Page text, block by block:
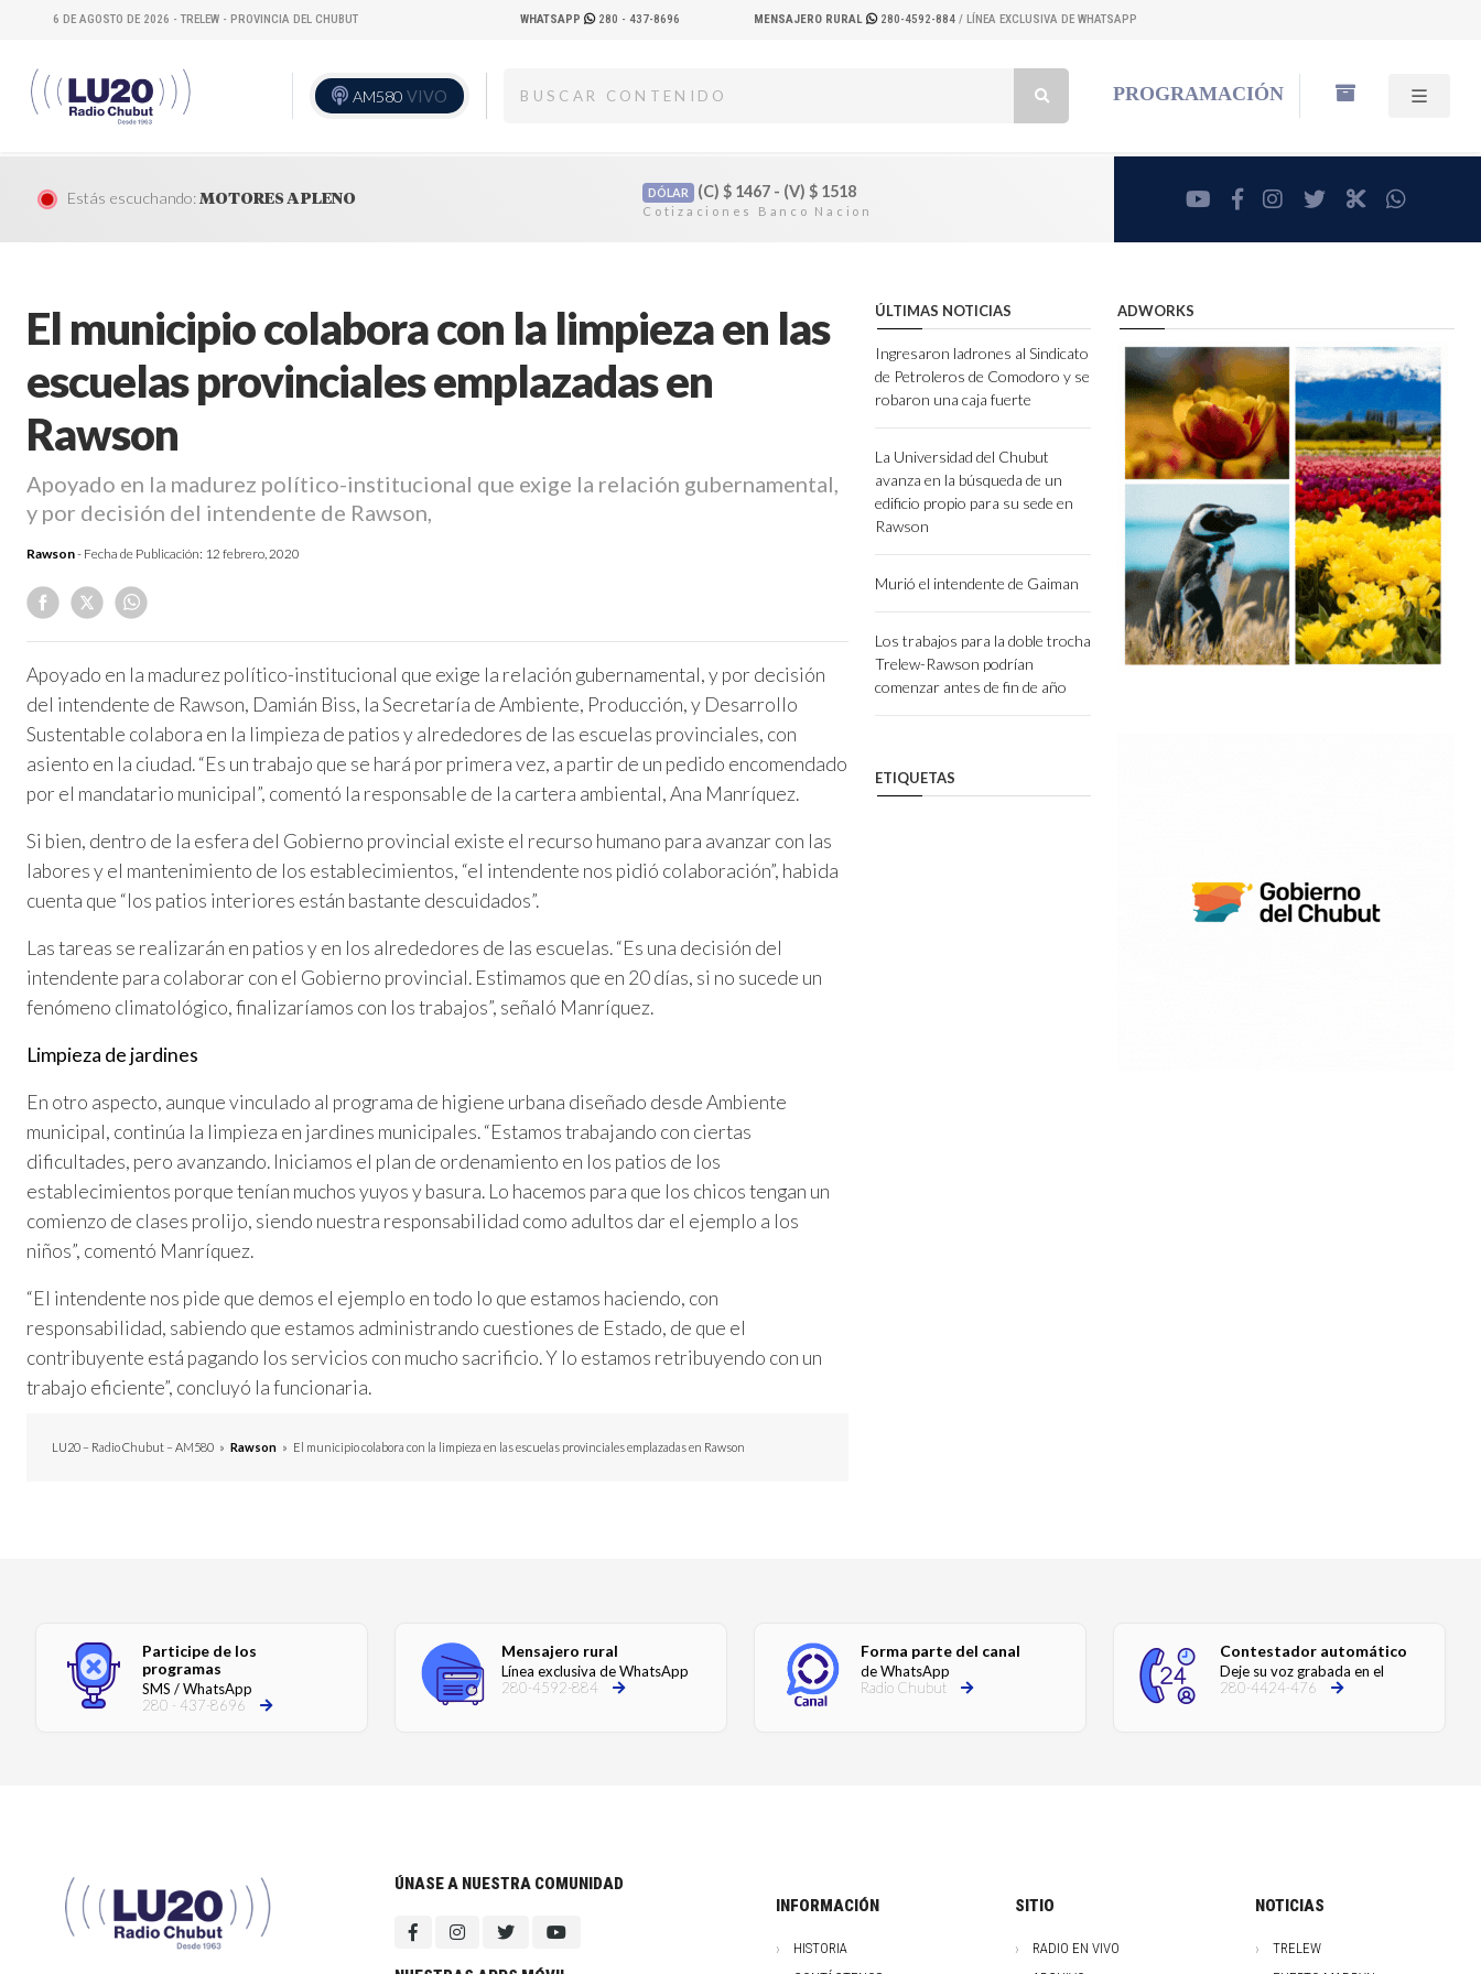
6 DE AGOSTO DE 2026 - TRELEW - PROVINCIA DEL CHUBUT WHATSAPP 280 - 437-8696 MENSAJERO RURAL 280-4592-884 / LÍNEA EXCLUSIVA DE WHATSAPP
AM580 VIVO PROGRAMACIÓN
Estás escuchando:MOTORES A PLENO DÓLAR (C) $1467 - (V) $1518 youtubefacebookinstagram
twitterRadioCut
El municipio colabora con la limpieza en las
escuelas provinciales emplazadas en
Rawson
Apoyado en la madurez político-institucional que exige la relación gubernamental,
y por decisión del intendente de Rawson,
Rawson- Fecha de Publicación: 12 febrero, 2020
Apoyado en la madurez político-institucional que exige la relación gubernamental, y por decisión
del intendente de Rawson, Damián Biss, la Secretaría de Ambiente, Producción, y Desarrollo
Sustentable colabora en la limpieza de patios y alrededores de las escuelas provinciales, con
asiento en la ciudad. “Es un trabajo que se hará por primera vez, a partir de un pedido encomendado
por el mandatario municipal”, comentó la responsable de la cartera ambiental, Ana Manríquez.
Si bien, dentro de la esfera del Gobierno provincial existe el recurso humano para avanzar con las
labores y el mantenimiento de los establecimientos, “el intendente nos pidió colaboración”, habida
cuenta que “los patios interiores están bastante descuidados”.
Las tareas se realizarán en patios y en los alrededores de las escuelas. “Es una decisión del
intendente para colaborar con el Gobierno provincial. Estimamos que en 20 días, si no sucede un
fenómeno climatológico, finalizaríamos con los trabajos”, señaló Manríquez.
Limpieza de jardines
En otro aspecto, aunque vinculado al programa de higiene urbana diseñado desde Ambiente
municipal, continúa la limpieza en jardines municipales. “Estamos trabajando con ciertas
dificultades, pero avanzando. Iniciamos el plan de ordenamiento en los patios de los
establecimientos porque tenían muchos yuyos y basura. Lo hacemos para que los chicos tengan un
comienzo de clases prolijo, siendo nuestra responsabilidad como adultos dar el ejemplo a los
niños”, comentó Manríquez.
“El intendente nos pide que demos el ejemplo en todo lo que estamos haciendo, con
responsabilidad, sabiendo que estamos administrando cuestiones de Estado, de que el
contribuyente está pagando los servicios con mucho sacrificio. Y lo estamos retribuyendo con un
trabajo eficiente”, concluyó la funcionaria.
LU20 – Radio Chubut – AM580 » Rawson » El municipio colabora con la limpieza en las escuelas provinciales emplazadas en Rawson
ÚLTIMAS NOTICIAS
Ingresaron ladrones al Sindicato
de Petroleros de Comodoro y se
robaron una caja fuerte
La Universidad del Chubut
avanza en la búsqueda de un
edificio propio para su sede en
Rawson
Murió el intendente de Gaiman
Los trabajos para la doble trocha
Trelew-Rawson podrían
comenzar antes de fin de año
ETIQUETAS
ADWORKS
Participe de los
programas
SMS / WhatsApp
280 - 437-8696
Mensajero rural
Línea exclusiva de WhatsApp
280-4592-884
Forma parte del canal
de WhatsApp
Radio Chubut
Contestador automático
Deje su voz grabada en el
280-4424-476
ÚNASE A NUESTRA COMUNIDAD
INFORMACIÓN
HISTORIA
SITIO
RADIO EN VIVO
NOTICIAS
TRELEW